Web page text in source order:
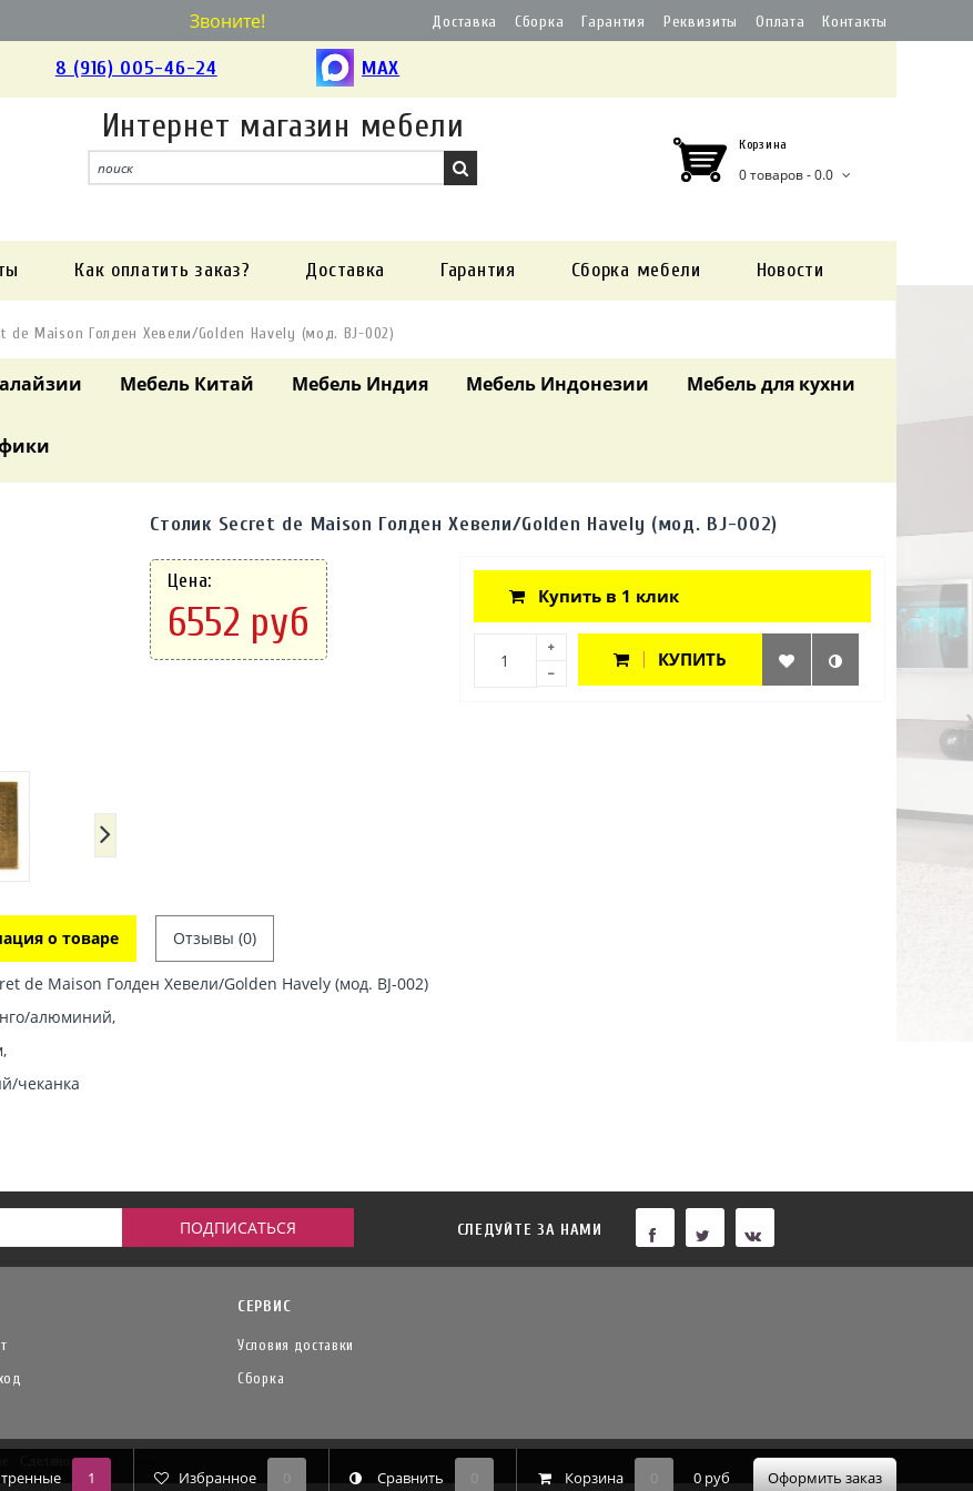
Звоните! Доставка Сборка Гарантия Реквизиты Оплата Контакты
8 (916) 005-46-24 MAX
Интернет магазин мебели Корзина
0 товаров - 0.0
Как оплатить заказ? Доставка Гарантия Сборка мебели Новости
de Maison Голден Хевели/Golden Havely (мод. BJ-002)
Мебель Китай Мебель Индия Мебель Индонезии Мебель для кухни
Столик Secret de Maison Голден Хевели/Golden Havely (мод. BJ-002)
Цена:
6552 руб
Купить в 1 клик
КУПИТЬ
о товаре Отзывы (0)
de Maison Голден Хевели/Golden Havely (мод. BJ-002)
алюминий,
чеканка
СЛЕДУЙТЕ ЗА НАМИ
Корзина 0 руб Оформить заказ
Сравнить
Избранное
1
СЕРВИС
Условия доставки
Сборка
Сделано вInsales-Booster